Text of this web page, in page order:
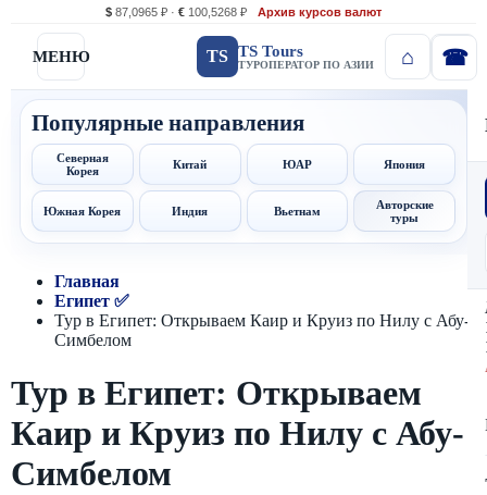
$ 87,0965 ₽ · € 100,5268 ₽ Архив курсов валют
МЕНЮ TS TS Tours
ТУРОПЕРАТОР ПО АЗИИ
Популярные направления
Северная
Корея
Китай ЮАР Япония
Южная Корея Индия Вьетнам
Авторские
туры
Главная
Египет ✅
Тур в Египет: Открываем Каир и Круиз по Нилу с Абу-
Симбелом
Тур в Египет: Открываем
Каир и Круиз по Нилу с Абу-
Симбелом